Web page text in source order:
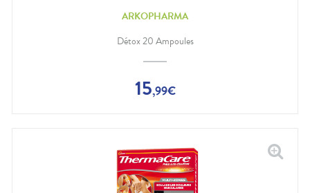
ARKOPHARMA
Détox 20 Ampoules
15,99€